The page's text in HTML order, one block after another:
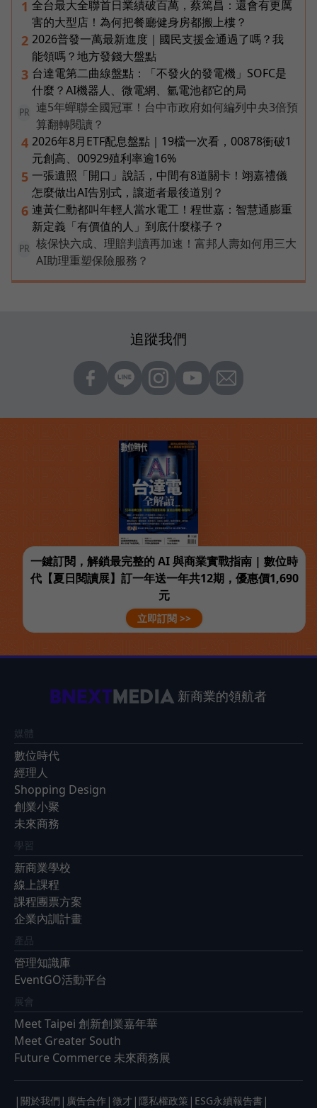
1 全台最大全聯首日業績破百萬，蔡篤昌：還會有更厲
害的大型店！為何把餐廳健身房都搬上樓？
2 2026普發一萬最新進度｜國民支援金通過了嗎？我
能領嗎？地方發錢大盤點
3 台達電第二曲線盤點：「不發火的發電機」SOFC是
什麼？AI機器人、微電網、氫電池都它的局
PR
連5年蟬聯全國冠軍！台中市政府如何編列中央3倍預
算翻轉閱讀？
4 2026年8月ETF配息盤點｜19檔一次看，00878衝破1
元創高、00929殖利率逾16%
5 一張遺照「開口」說話，中間有8道關卡！翊嘉禮儀
怎麼做出AI告別式，讓逝者最後道別？
6 連黃仁勳都叫年輕人當水電工！程世嘉：智慧通膨重
新定義「有價值的人」到底什麼樣子？
PR
核保快六成、理賠判讀再加速！富邦人壽如何用三大
AI助理重塑保險服務？
追蹤我們
一鍵訂閱，解鎖最完整的 AI 與商業實戰指南 | 數位時
代【夏日閱讀展】訂一年送一年共12期，優惠價1,690
元
立即訂閱 >>
新商業的領航者
媒體
數位時代
經理人
Shopping Design
創業小聚
未來商務
學習
新商業學校
線上課程
課程團票方案
企業內訓計畫
產品
管理知識庫
EventGO活動平台
展會
Meet Taipei 創新創業嘉年華
Meet Greater South
Future Commerce 未來商務展
| 關於我們 | 廣告合作 | 徵才 | 隱私權政策 | ESG永續報告書 |